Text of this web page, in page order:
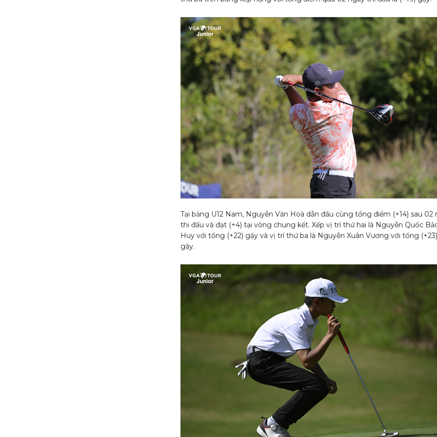
Tại bảng U12 Nam, Nguyễn Văn Hoà dẫn đầu cùng tổng điểm (+14) sau 02
thi đấu và đạt (+4) tại vòng chung kết. Xếp vị trí thứ hai là Nguyễn Quốc
Huy với tổng (+22) gậy và vị trí thứ ba là Nguyễn Xuân Vương với tổng (+23)
gậy.